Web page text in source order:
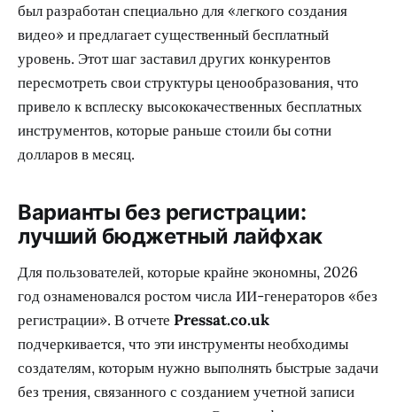
был разработан специально для «легкого создания
видео» и предлагает существенный бесплатный
уровень. Этот шаг заставил других конкурентов
пересмотреть свои структуры ценообразования, что
привело к всплеску высококачественных бесплатных
инструментов, которые раньше стоили бы сотни
долларов в месяц.
Варианты без регистрации:
лучший бюджетный лайфхак
Для пользователей, которые крайне экономны, 2026
год ознаменовался ростом числа ИИ-генераторов «без
регистрации». В отчете Pressat.co.uk
подчеркивается, что эти инструменты необходимы
создателям, которым нужно выполнять быстрые задачи
без трения, связанного с созданием учетной записи